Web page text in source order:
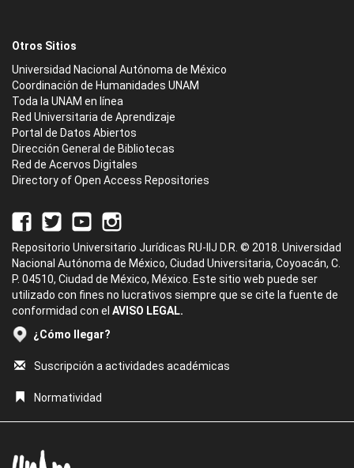
Otros Sitios
Universidad Nacional Autónoma de México
Coordinación de Humanidades UNAM
Toda la UNAM en línea
Red Universitaria de Aprendizaje
Portal de Datos Abiertos
Dirección General de Bibliotecas
Red de Acervos Digitales
Directory of Open Access Repositories
Repositorio Universitario Jurídicas RU-IIJ D.R. © 2018. Universidad
Nacional Autónoma de México, Ciudad Universitaria, Coyoacán, C.
P. 04510, Ciudad de México, México. Este sitio web puede ser
utilizado con fines no lucrativos siempre que se cite la fuente de
conformidad con el AVISO LEGAL.
¿Cómo llegar?
Suscripción a actividades académicas
Normatividad